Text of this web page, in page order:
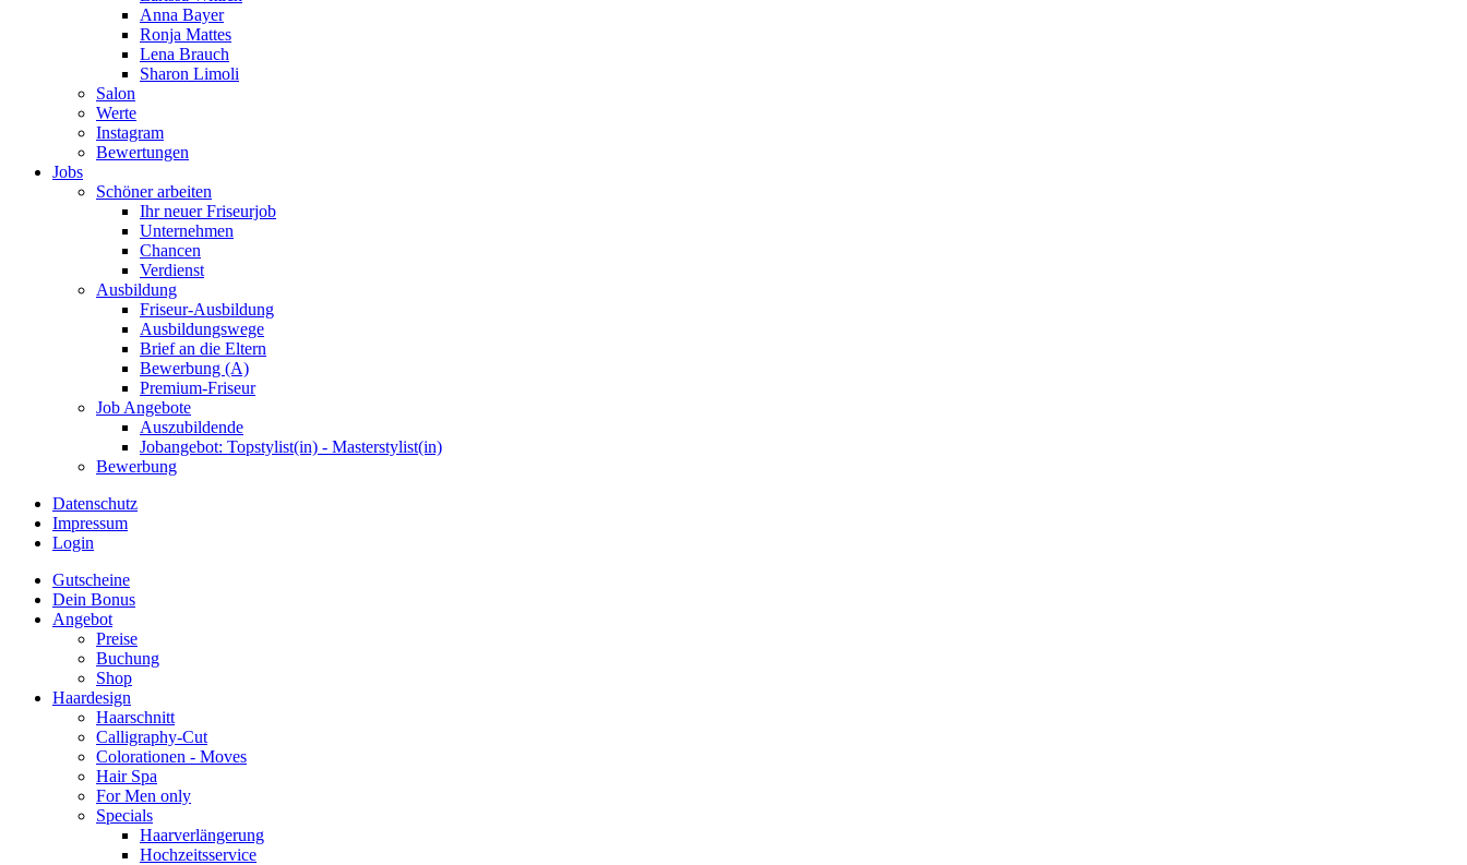
Anna Bayer
Ronja Mattes
Lena Brauch
Sharon Limoli
Salon
Werte
Instagram
Bewertungen
Jobs
Schöner arbeiten
Ihr neuer Friseurjob
Unternehmen
Chancen
Verdienst
Ausbildung
Friseur-Ausbildung
Ausbildungswege
Brief an die Eltern
Bewerbung (A)
Premium-Friseur
Job Angebote
Auszubildende
Jobangebot: Topstylist(in) - Masterstylist(in)
Bewerbung
Datenschutz
Impressum
Login
Gutscheine
Dein Bonus
Angebot
Preise
Buchung
Shop
Haardesign
Haarschnitt
Calligraphy-Cut
Colorationen - Moves
Hair Spa
For Men only
Specials
Haarverlängerung
Hochzeitsservice